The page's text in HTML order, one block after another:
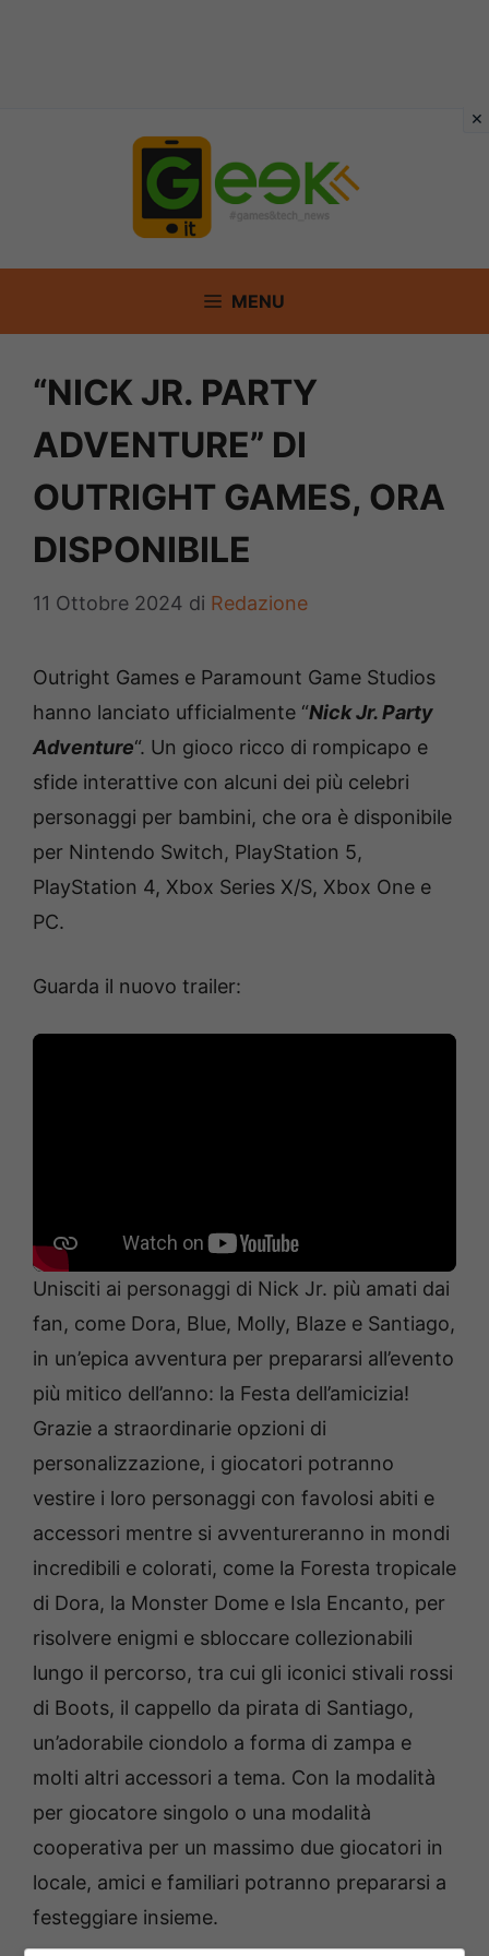
MENU
“NICK JR. PARTY
ADVENTURE” DI
OUTRIGHT GAMES, ORA
DISPONIBILE
11 Ottobre 2024 di Redazione
Outright Games e Paramount Game Studios
hanno lanciato ufficialmente “Nick Jr. Party
Adventure“. Un gioco ricco di rompicapo e
sfide interattive con alcuni dei più celebri
personaggi per bambini, che ora è disponibile
per Nintendo Switch, PlayStation 5,
PlayStation 4, Xbox Series X/S, Xbox One e
PC.
Guarda il nuovo trailer:
Unisciti ai personaggi di Nick Jr. più amati dai
fan, come Dora, Blue, Molly, Blaze e Santiago,
in un’epica avventura per prepararsi all’evento
più mitico dell’anno: la Festa dell’amicizia!
Grazie a straordinarie opzioni di
personalizzazione, i giocatori potranno
vestire i loro personaggi con favolosi abiti e
accessori mentre si avventureranno in mondi
incredibili e colorati, come la Foresta tropicale
di Dora, la Monster Dome e Isla Encanto, per
risolvere enigmi e sbloccare collezionabili
lungo il percorso, tra cui gli iconici stivali rossi
di Boots, il cappello da pirata di Santiago,
un’adorabile ciondolo a forma di zampa e
molti altri accessori a tema. Con la modalità
per giocatore singolo o una modalità
cooperativa per un massimo due giocatori in
locale, amici e familiari potranno prepararsi a
festeggiare insieme.